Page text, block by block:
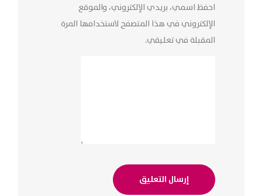
احفظ اسمي، بريدي الإلكتروني، والموقع
الإلكتروني في هذا المتصفح لاستخدامها المرة
المقبلة في تعليقي.